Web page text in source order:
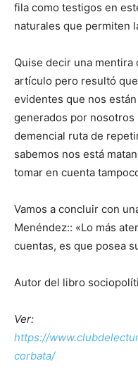
fila como testigos en
naturales que permiten
Quise decir una
artículo pero resultó
evidentes que nos
generados por
demencial ruta de
sabemos nos está
tomar en cuenta
Vamos a concluir con
Menéndez:: «Lo más
cuentas, es que posea
Autor del libro
Ver:
https://
corbata/